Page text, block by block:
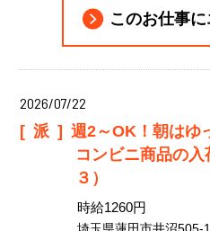
このお仕事
2026/07/22
[派]週2～OK！朝はゆ
コンビニ商品の
３）
時給1260円